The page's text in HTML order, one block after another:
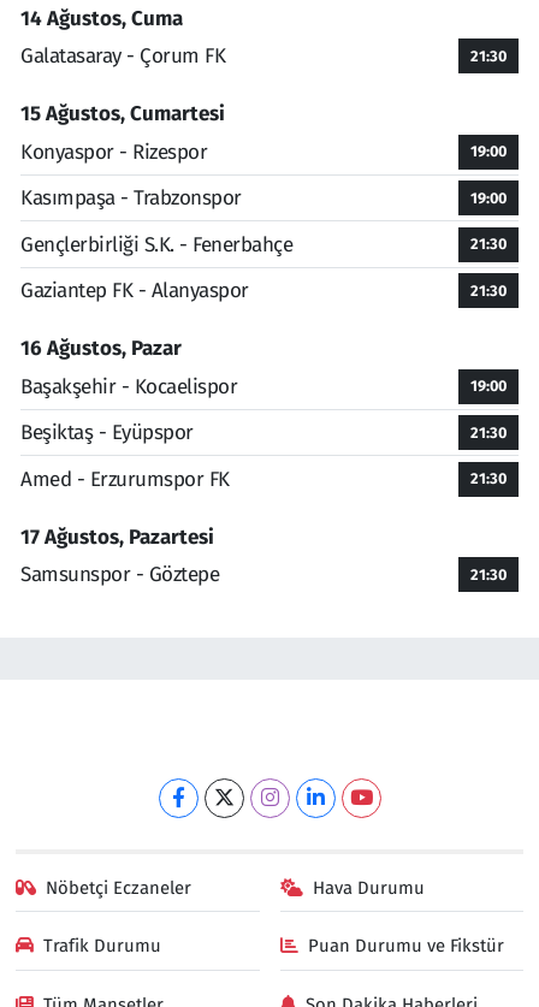
14 Ağustos, Cuma
Galatasaray - Çorum FK
21:30
15 Ağustos, Cumartesi
Konyaspor - Rizespor
19:00
Kasımpaşa - Trabzonspor 19:00
Gençlerbirliği S.K. - Fenerbahçe 21:30
Gaziantep FK - Alanyaspor 21:30
16 Ağustos, Pazar
Başakşehir - Kocaelispor
19:00
Beşiktaş - Eyüpspor 21:30
Amed - Erzurumspor FK 21:30
17 Ağustos, Pazartesi
Samsunspor - Göztepe
21:30
Nöbetçi Eczaneler Hava Durumu
Trafik Durumu Puan Durumu ve Fikstür